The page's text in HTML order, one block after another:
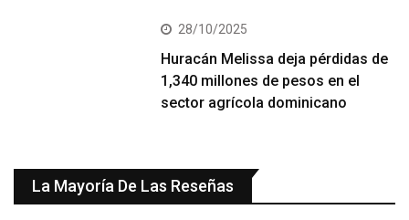
28/10/2025
Huracán Melissa deja pérdidas de
1,340 millones de pesos en el
sector agrícola dominicano
La Mayoría De Las Reseñas